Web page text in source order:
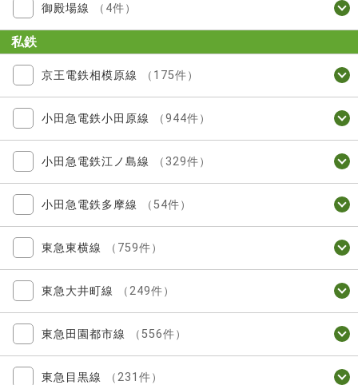
御殿場線 （4件）
私鉄
京王電鉄相模原線 （175件）
小田急電鉄小田原線 （944件）
小田急電鉄江ノ島線 （329件）
小田急電鉄多摩線 （54件）
東急東横線 （759件）
東急大井町線 （249件）
東急田園都市線 （556件）
東急目黒線 （231件）